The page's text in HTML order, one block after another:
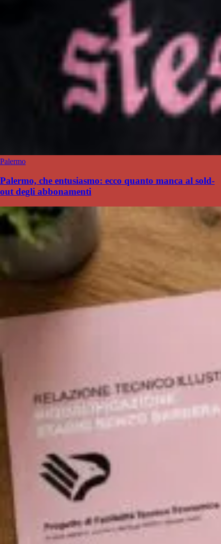
Palermo
Palermo, che entusiasmo: ecco quanto manca al sold-
out degli abbonamenti